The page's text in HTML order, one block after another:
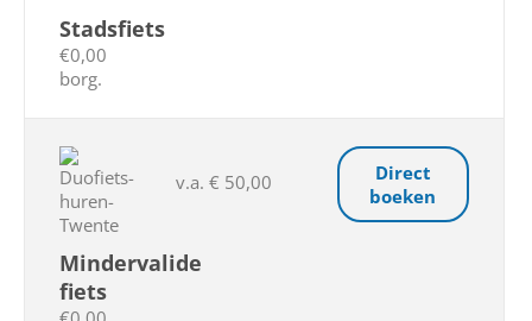
Stadsfiets
€0,00
borg.
Mindervalide
fiets
v.a. € 50,00
Direct
boeken